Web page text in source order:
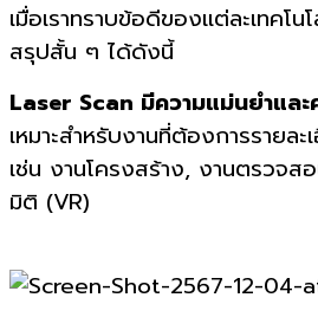
เมื่อเราทราบข้อดีของแต่ละเทคโ
สรุปสั้น ๆ ได้ดังนี้
Laser Scan มีความแม่นยำแล
เหมาะสำหรับงานที่ต้องการรายล
เช่น งานโครงสร้าง, งานตรวจส
มิติ (VR)